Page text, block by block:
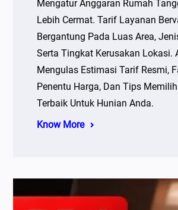
Mengatur Anggaran Rumah
Lebih Cermat. Tarif Layanan
Bergantung Pada Luas Area,
Serta Tingkat Kerusakan Lokasi.
Mengulas Estimasi Tarif Resmi,
Penentu Harga, Dan Tips
Terbaik Untuk Hunian Anda.
Know More